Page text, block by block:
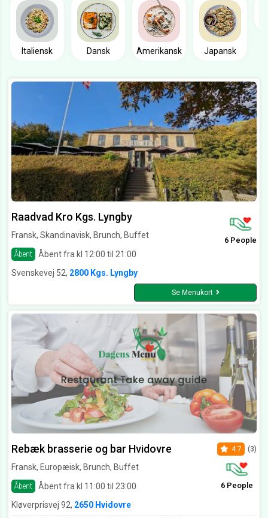
Italiensk Dansk Amerikansk Japansk
Raadvad Kro Kgs. Lyngby
Fransk, Skandinavisk, Brunch, Buffet
Åbent Åbent fra kl 12:00 til 21:00
6 People
Svenskevej 52, 2800 Kgs. Lyngby
Se Menukort
Rebæk brasserie og bar Hvidovre
Fransk, Europæisk, Brunch, Buffet
Åbent Åbent fra kl 11:00 til 23:00
4.7 (3)
6 People
Kløverprisvej 92, 2650 Hvidovre